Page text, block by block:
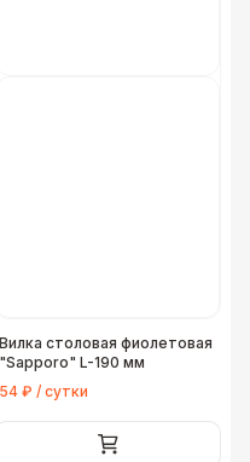
Вилка столовая фиолетовая
"Sapporo" L-190 мм
54 ₽ / сутки